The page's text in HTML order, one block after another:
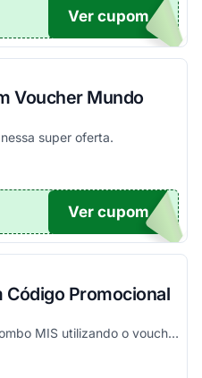
FF
Ver cupom
Voucher Mundo
super oferta.
76
Ver cupom
Promocional
Aproveite e leve esse super combo MIS utilizando o voucher.